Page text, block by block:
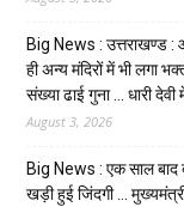
Big News : उत्तराखण्ड :
ही अन्य मंदिरों में भी लगा
संख्या ढाई गुना … धारी देवी
August 3, 2026
Big News : एक साल बाद
खड़ी हुई जिंदगी …